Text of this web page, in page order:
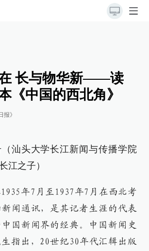
长与物华新——读
《中国的西北角》
报》
汕头大学长江新闻与传播学院
江之子）
年7月至1937年7月在西北考
闻通讯，是其记者生涯的代表
国新闻界的经典。中国新闻史
指出，20世纪30年代汇辑出版